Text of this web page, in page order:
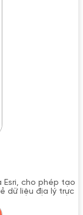
Esri, cho phép tạo
dữ liệu địa lý trực